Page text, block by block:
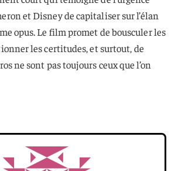
et Disney de capitaliser sur l’élan
opus. Le film promet de bousculer les
les certitudes, et surtout, de
ne sont pas toujours ceux que l’on